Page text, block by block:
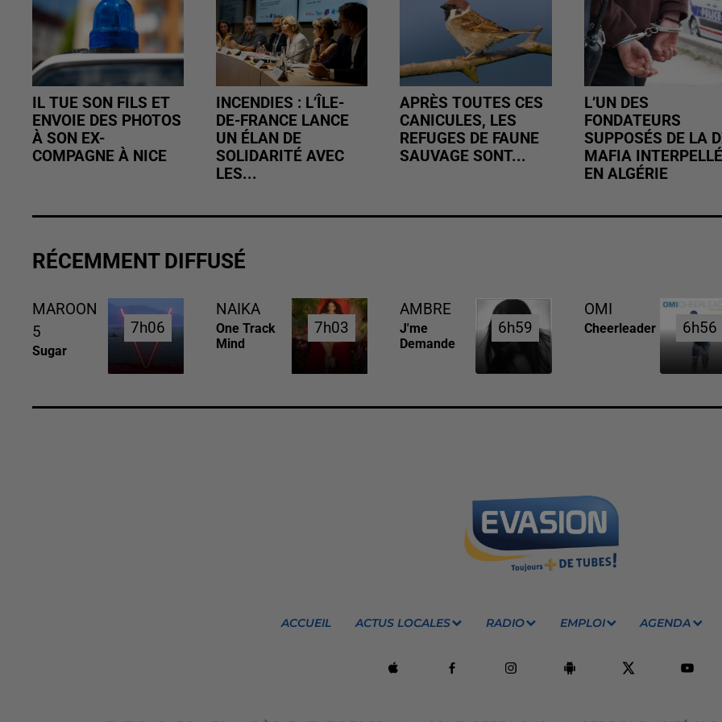
IL TUE SON FILS ET
ENVOIE DES PHOTOS
À SON EX-
COMPAGNE À NICE
INCENDIES : L’ÎLE-
DE-FRANCE LANCE
UN ÉLAN DE
SOLIDARITÉ AVEC
LES...
APRÈS TOUTES CES
CANICULES, LES
REFUGES DE FAUNE
SAUVAGE SONT...
L’UN DES
FONDATEURS
SUPPOSÉS DE LA
MAFIA INTERPELLÉ
EN ALGÉRIE
RÉCEMMENT DIFFUSÉ
MAROON
5
Sugar
7h06
7h06
NAIKA
One Track
Mind
7h03
7h03
AMBRE
J'me
Demande
6h59
6h59
OMI
Cheerleader 6h56
6h56
ACCUEIL ACTUS LOCALES RADIO EMPLOI AGENDA